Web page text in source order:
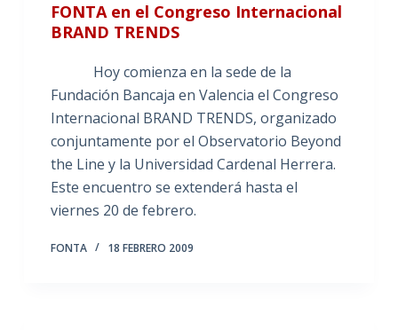
FONTA en el Congreso Internacional
BRAND TRENDS
Hoy comienza en la sede de la
Fundación Bancaja en Valencia el Congreso
Internacional BRAND TRENDS, organizado
conjuntamente por el Observatorio Beyond
the Line y la Universidad Cardenal Herrera.
Este encuentro se extenderá hasta el
viernes 20 de febrero.
FONTA 18 FEBRERO 2009